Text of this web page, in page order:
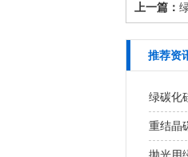
上一篇：
推荐资
绿碳化
重结晶